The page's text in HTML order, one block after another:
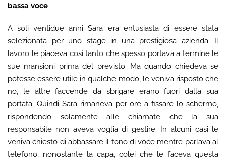
bassa voce
A soli ventidue anni Sara era entusiasta di essere stata
selezionata per uno stage in una prestigiosa azienda. Il
lavoro le piaceva così tanto che spesso portava a termine le
sue mansioni prima del previsto. Ma quando chiedeva se
potesse essere utile in qualche modo, le veniva risposto che
no, le altre faccende da sbrigare erano fuori dalla sua
portata. Quindi Sara rimaneva per ore a fissare lo schermo,
rispondendo solamente alle chiamate che la sua
responsabile non aveva voglia di gestire. In alcuni casi le
veniva chiesto di abbassare il tono di voce mentre parlava al
telefono, nonostante la capa, colei che le faceva questa